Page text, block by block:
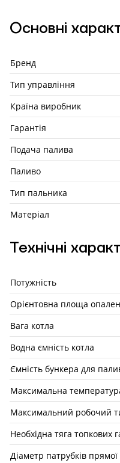
Основні
Бренд
Тип управління
Країна виробник
Гарантія
Подача палива
Паливо
Тип пальника
Матеріал
Технічні
Потужність
Орієнтовна площа
Вага котла
Водна ємність котла
Ємність бункера для
Максимальна
Максимальний робочий
Необхідна тяга топкових
Діаметр патрубків